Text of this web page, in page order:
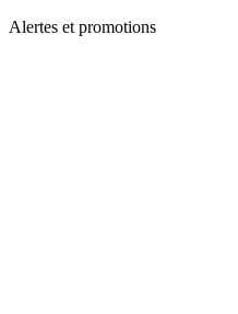
Alertes et promotions